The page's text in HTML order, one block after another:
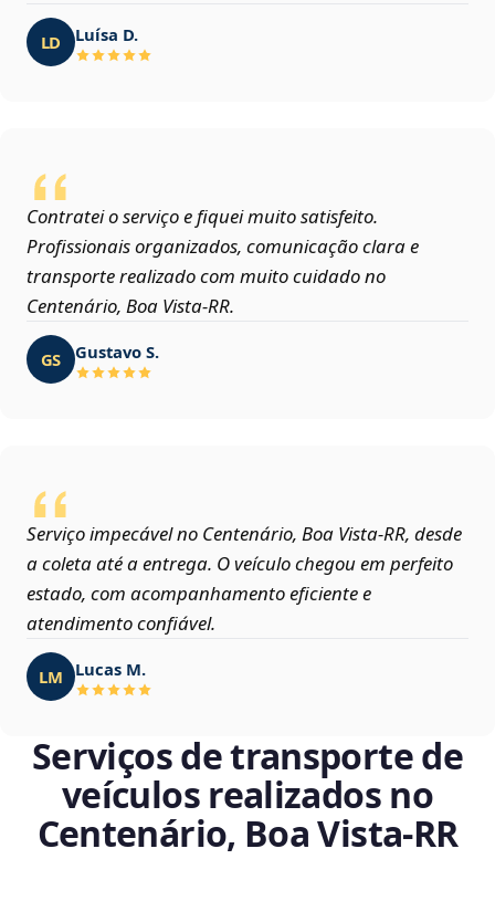
LD Luísa D.
Contratei o serviço e fiquei muito satisfeito.
Profissionais organizados, comunicação clara e
transporte realizado com muito cuidado no
Centenário, Boa Vista‑RR.
GS Gustavo S.
Serviço impecável no Centenário, Boa Vista‑RR, desde
a coleta até a entrega. O veículo chegou em perfeito
estado, com acompanhamento eficiente e
atendimento confiável.
LM Lucas M.
Serviços de transporte de
veículos realizados no
Centenário, Boa Vista‑RR